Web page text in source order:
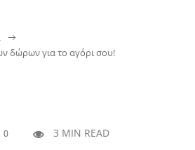
δώρων για το αγόρι σου!
0 3 MIN READ